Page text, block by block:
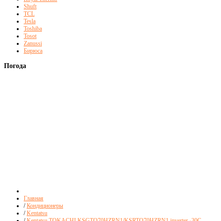
Shuft
TCL
Tesla
Toshiba
Tosot
Zanussi
Бирюса
Погода
Главная
/ Кондиционеры
/ Kentatsu